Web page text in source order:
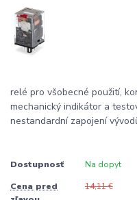
relé pro všobecné použití,
mechanický indikátor a
nestandardní zapojení
Dostupnosť Na dopyt
Cena pred
14,11 €